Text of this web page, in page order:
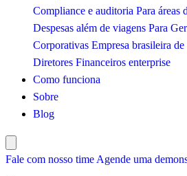
Compliance e auditoria Para áreas
Despesas além de viagens Para
Corporativas Empresa brasileira
Diretores Financeiros enterprise
Como funciona
Sobre
Blog
Fale com nosso time Agende uma